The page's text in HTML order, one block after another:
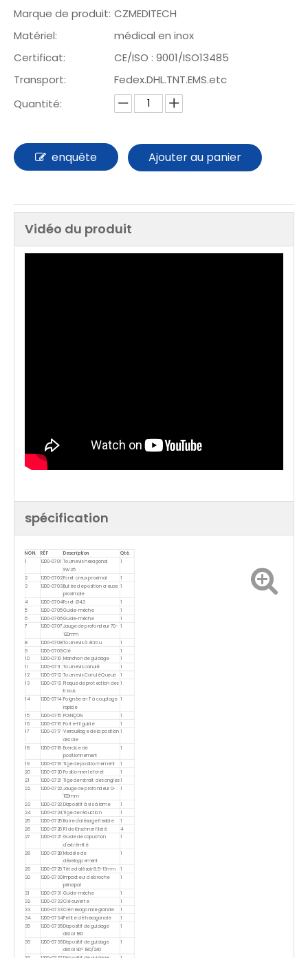
Marque de produit: CZMEDITECH
Matériel:
médical en inox
Certificat:
CE/ISO : 9001/ISO13485
Transport:
Fedex.DHL.TNT.EMS.etc
Quantité:
enquête Ajouter au panier
Vidéo du produit
spécification
NON. RÉF Description
Qté.
1
1200-0701 Tournevis hexagonal
SW2.5
1
2 1200-0702Foret creux proximal
1
3
1200-0703Butée de position creuse
proximale
1
4 1200-0704Foret Ø4.3
1
5
1200-0705Guide-mèche 1
6 1200-0706Guide-mèche
1
7
1200-0707 Jauge de profondeur 70-
120mm
1
8 1200-0708Tournevis à écrou
1
9
1200-0709Clé
1
10
1200-0710 Manchon de guidage
1
11
1200-0711 Tournevis canulé 1
12 1200-0712 Tournevis Canulé Queue
1
13
1200-0713 Plaque de protection des
tissus
1
14 1200-0714 Poignée en T à couplage
rapide
1
15 1200-0715 POINÇON
1
16
1200-0716 Porte-fil guide 1
17 1200-0717 Verrouillage de la position
distale
1
18 1200-0718 Exercice de
positionnement
1
19 1200-0719 Tige de positionnement
1
20
1200-0720 Positionner le foret
1
21
1200-0721 Tige de retrait des ongles1
22
1200-0722 Jauge de profondeur 0-
100mm
1
23 1200-0723 Dispositif à vis à lame
1
24
1200-0724Tige de réduction
1
25
1200-0725 Barre d'alésage flexible
1
26
1200-0726 Fil de Kirschner fileté
4
27
1200-0727 Guide de capuchon
d'extrémité
1
28 1200-0728 Modèle de
développement
1
29 1200-0729 Tête d'alésoir 8.5-13mm
1
30
1200-0730Impacteur de broche
principal
1
31 1200-0731 Guide-mèche
1
32
1200-0732Clé ouverte
1
33
1200-0733Clé hexagonale grande
1
34
1200-0734Petite clé hexagonale
1
35
1200-0735Dispositif de guidage
distal 180
1
36 1200-0736Dispositif de guidage
distal 90° 180/240
1